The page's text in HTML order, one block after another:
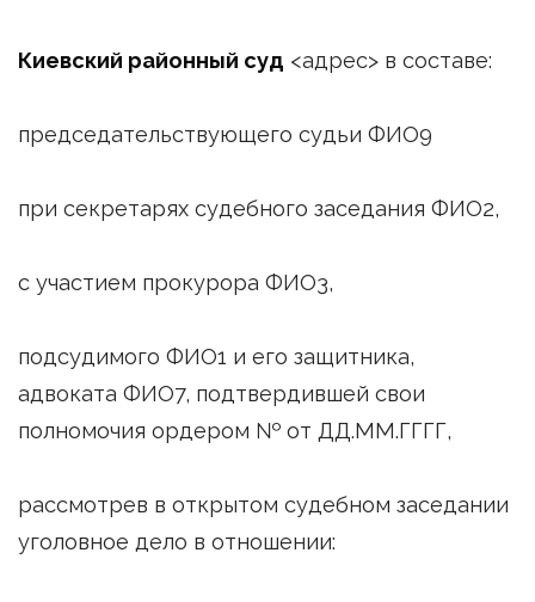
Киевский районный суд <адрес> в составе:
председательствующего судьи ФИО9
при секретарях судебного заседания ФИО2,
с участием прокурора ФИО3,
подсудимого ФИО1 и его защитника,
адвоката ФИО7, подтвердившей свои
полномочия ордером № от ДД.ММ.ГГГГ,
рассмотрев в открытом судебном заседании
уголовное дело в отношении: